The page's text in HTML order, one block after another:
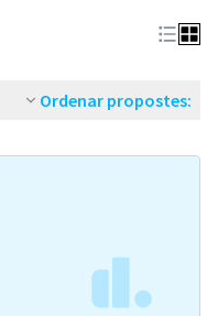
Ordenar propostes: